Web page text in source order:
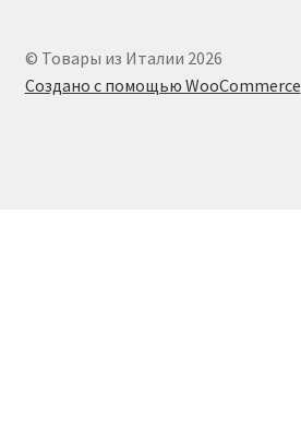
© Товары из Италии 2026
Создано с помощью WooCommerce